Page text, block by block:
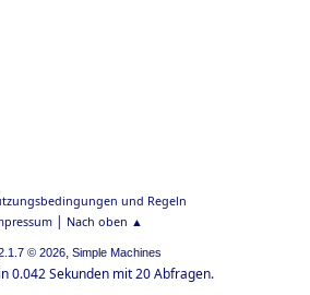
und Regeln
| Nach oben ▲
© 2026, Simple Machines
0.042 Sekunden mit 20 Abfragen.